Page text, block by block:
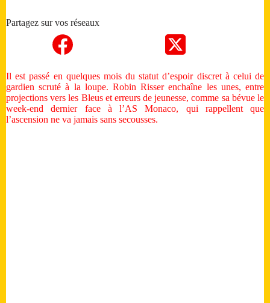
Partagez sur vos réseaux
Il est passé en quelques mois du statut d’espoir discret à celui de
gardien scruté à la loupe. Robin Risser enchaîne les unes, entre
projections vers les Bleus et erreurs de jeunesse, comme sa bévue le
week-end dernier face à l’AS Monaco, qui rappellent que
l’ascension ne va jamais sans secousses.